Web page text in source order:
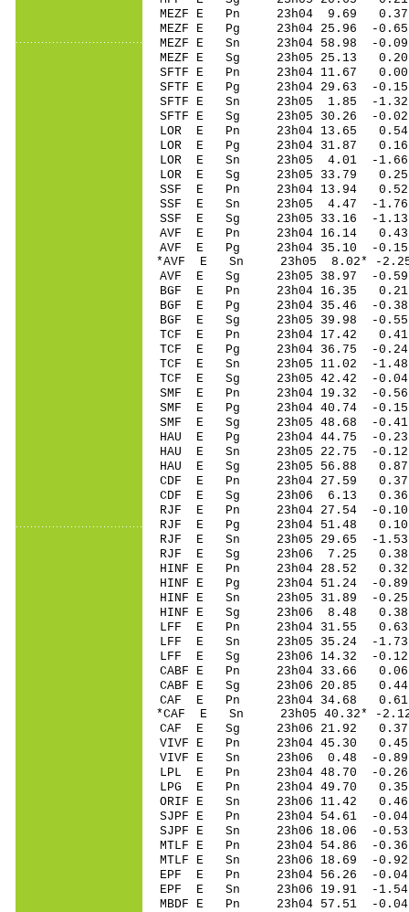
MEZF E Pn 23h04 9.69 0.37
MEZF E Pg 23h04 25.96 -0.65
MEZF E Sn 23h04 58.98 -
MEZF E Sg 23h05 25.13
SFTF E Pn 23h04 11.67 0.00
SFTF E Pg 23h04 29.63 -0.15
SFTF E Sn 23h05 1.85 -
SFTF E Sg 23h05 30.26 -
LOR E Pn 23h04 13.65 0.54
LOR E Pg 23h04 31.87 0.16
LOR E Sn 23h05 4.01 -
LOR E Sg 23h05 33.79
SSF E Pn 23h04 13.94 0.52
SSF E Sn 23h05 4.47 -
SSF E Sg 23h05 33.16 -
AVF E Pn 23h04 16.14 0.43
AVF E Pg 23h04 35.10 -0.15
*AVF E Sn 23h05 8.02* -
AVF E Sg 23h05 38.97 -
BGF E Pn 23h04 16.35 0.21
BGF E Pg 23h04 35.46 -0.38
BGF E Sg 23h05 39.98 -
TCF E Pn 23h04 17.42 0.41
TCF E Pg 23h04 36.75 -0.24
TCF E Sn 23h05 11.02 -
TCF E Sg 23h05 42.42 -
SMF E Pn 23h04 19.32 -0.56
SMF E Pg 23h04 40.74 -0.15
SMF E Sg 23h05 48.68 -
HAU E Pg 23h04 44.75 -0.23
HAU E Sn 23h05 22.75 -
HAU E Sg 23h05 56.88
CDF E Pn 23h04 27.59 0.37
CDF E Sg 23h06 6.13
RJF E Pn 23h04 27.54 -0.10
RJF E Pg 23h04 51.48 0.10
RJF E Sn 23h05 29.65 -
RJF E Sg 23h06 7.25
HINF E Pn 23h04 28.52 0.32
HINF E Pg 23h04 51.24 -0.89
HINF E Sn 23h05 31.89 -
HINF E Sg 23h06 8.48
LFF E Pn 23h04 31.55 0.63
LFF E Sn 23h05 35.24 -
LFF E Sg 23h06 14.32 -
CABF E Pn 23h04 33.66 0.06
CABF E Sg 23h06 20.85
CAF E Pn 23h04 34.68 0.61
*CAF E Sn 23h05 40.32* -
CAF E Sg 23h06 21.92
VIVF E Pn 23h04 45.30 0.45
VIVF E Sn 23h06 0.48 -
LPL E Pn 23h04 48.70 -0.26
LPG E Pn 23h04 49.70 0.35
ORIF E Sn 23h06 11.42
SJPF E Pn 23h04 54.61 -0.04
SJPF E Sn 23h06 18.06 -
MTLF E Pn 23h04 54.86 -0.36
MTLF E Sn 23h06 18.69 -
EPF E Pn 23h04 56.26 -0.04
EPF E Sn 23h06 19.91 -
MBDF E Pn 23h04 57.51 -0.04